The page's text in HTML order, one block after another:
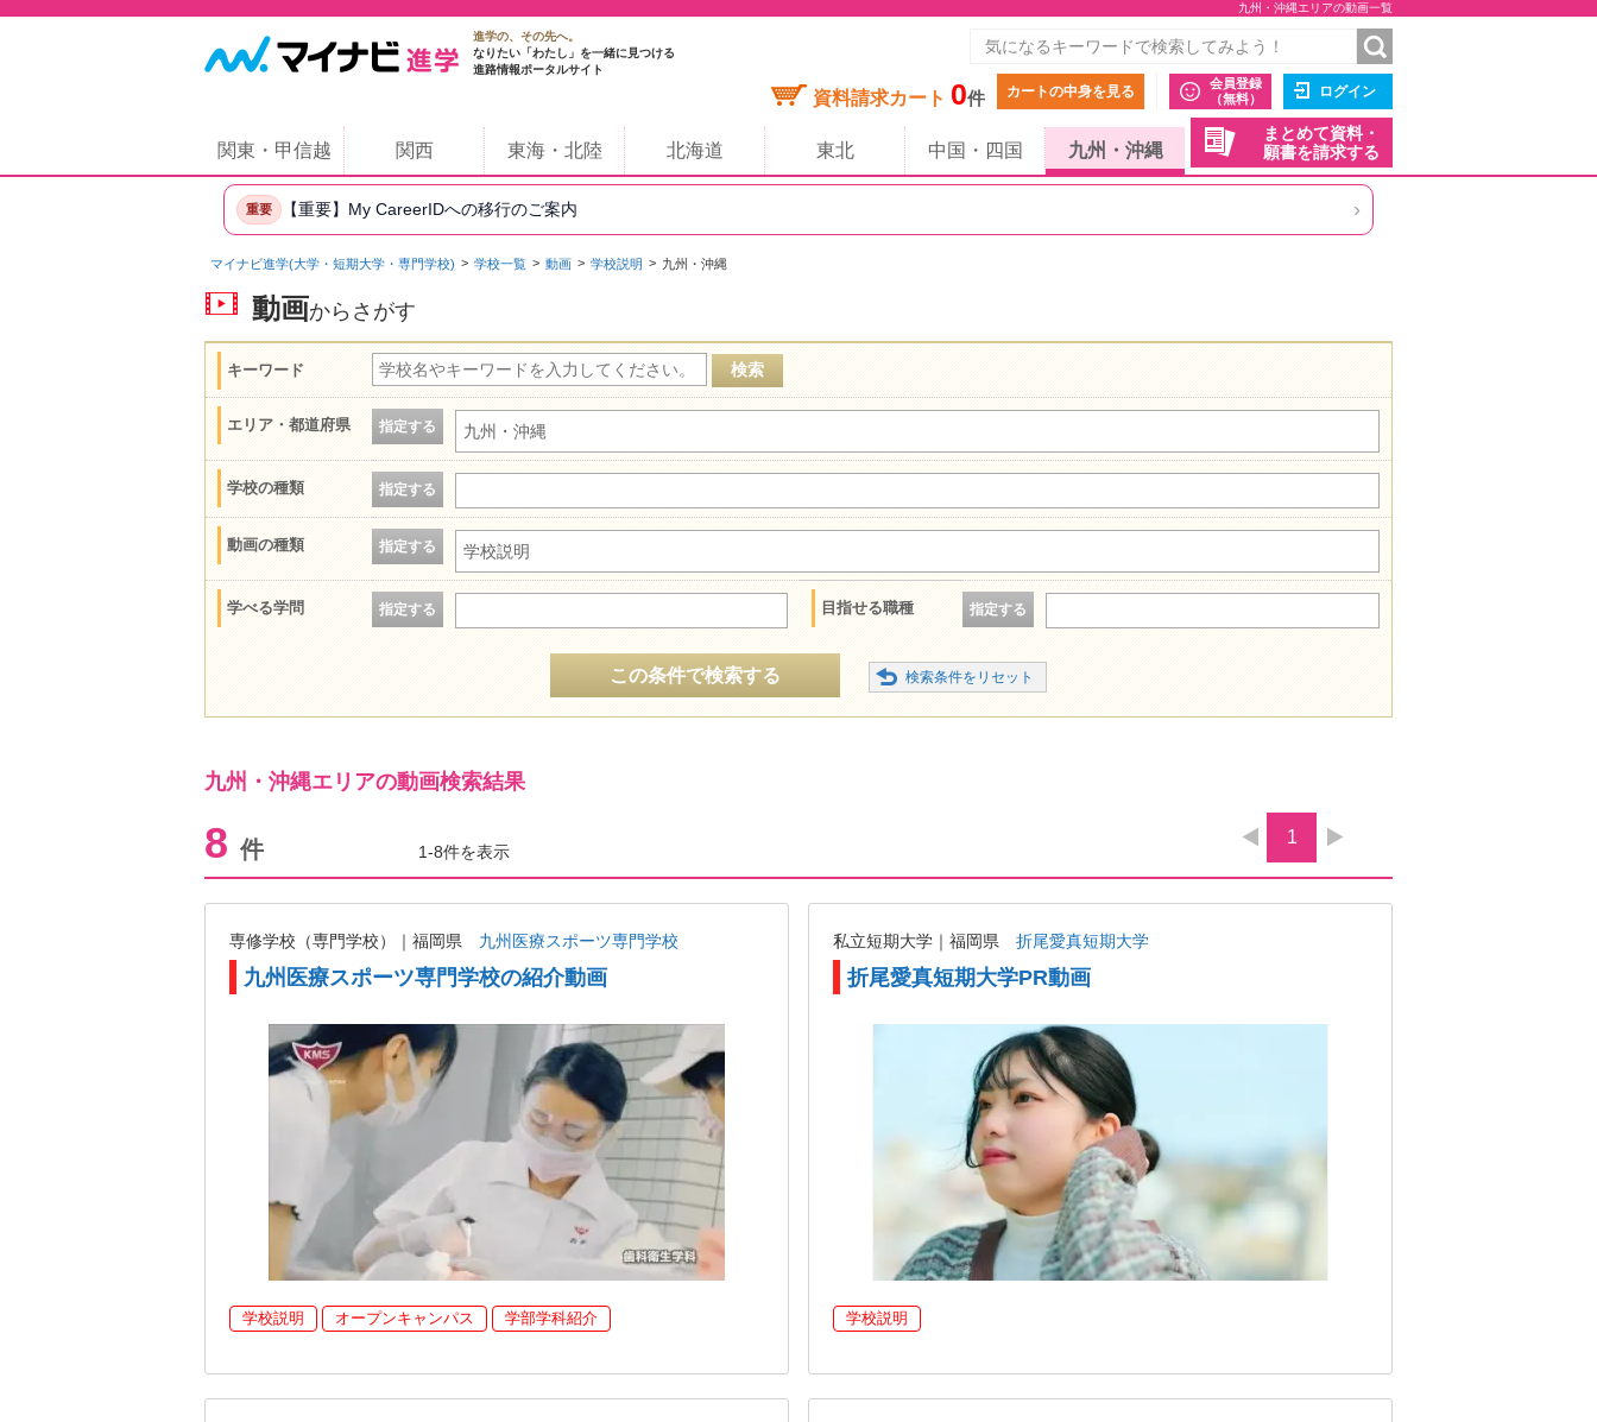
九州・沖縄エリアの動画一覧
進学の、その先へ。
なりたい「わたし」を一緒に見つける
進路情報ポータルサイト
資料請求カート 0件 カートの中身を見る
会員登録
（無料）
ログイン
まとめて資料・
願書を請求する
関東・甲信越 関西 東海・北陸 北海道 東北 中国・四国 九州・沖縄
重要 【重要】My CareerIDへの移行のご案内 ›
マイナビ進学(大学・短期大学・専門学校) 学校一覧 動画 学校説明 九州・沖縄
動画からさがす
キーワード
エリア・都道府県 指定する 九州・沖縄
学校の種類 指定する
動画の種類 指定する 学校説明
学べる学問 指定する 目指せる職種 指定する
この条件で検索する
九州・沖縄エリアの動画検索結果
8 件 1-8件を表示
1
専修学校（専門学校）｜福岡県 九州医療スポーツ専門学校
九州医療スポーツ専門学校の紹介動画
学校説明 オープンキャンパス 学部学科紹介
私立短期大学｜福岡県 折尾愛真短期大学
折尾愛真短期大学PR動画
学校説明